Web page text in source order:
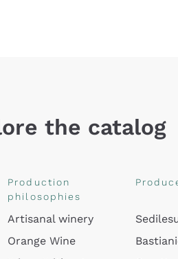
the catalog
Production
philosophies
Artisanal winery
Orange Wine